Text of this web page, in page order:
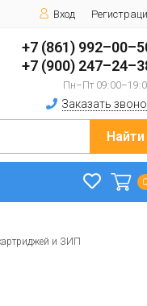
Вход
+7 (861)
+7 (900)
Пн–Пт
Заказать
Найти
и ЗИП